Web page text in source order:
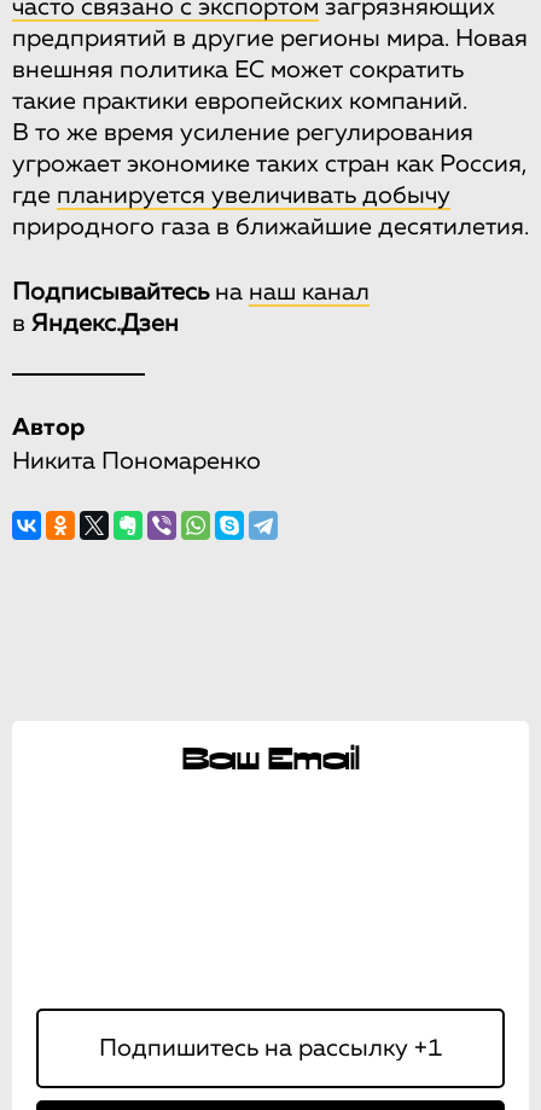
часто связано с экспортом загрязняющих
предприятий в другие регионы мира. Новая
внешняя политика ЕС может сократить
такие практики европейских компаний.
В то же время усиление регулирования
угрожает экономике таких стран как Россия,
где планируется увеличивать добычу
природного газа в ближайшие десятилетия.
Подписывайтесьна наш канал
в Яндекс.Дзен
Автор
Никита Пономаренко
Ваш Email